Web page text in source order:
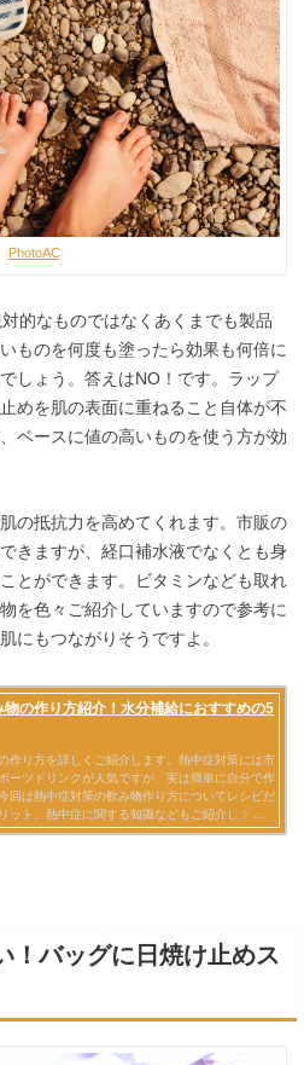
PhotoAC
的なものではなくあくまでも製品
ものを何度も塗ったら効果も何倍に
しょう。答えはNO！です。ラップ
めを肌の表面に重ねること自体が不
ベースに値の高いものを使う方が効
の抵抗力を高めてくれます。市販の
きますが、経口補水液でなくとも身
とができます。ビタミンなども取れ
を色々ご紹介していますので参考に
にもつながりそうですよ。
！バッグに日焼け止めス